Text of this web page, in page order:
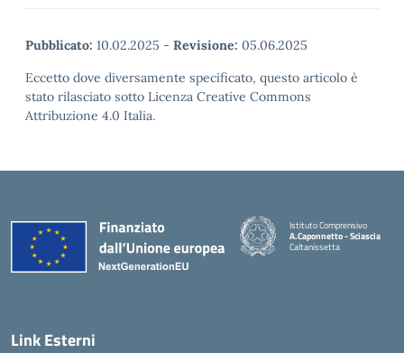
Pubblicato: 10.02.2025 - Revisione: 05.06.2025
Eccetto dove diversamente specificato, questo articolo è
stato rilasciato sotto Licenza Creative Commons
Attribuzione 4.0 Italia.
Istituto Comprensivo
A.Caponnetto - Sciascia
Caltanissetta
Link Esterni